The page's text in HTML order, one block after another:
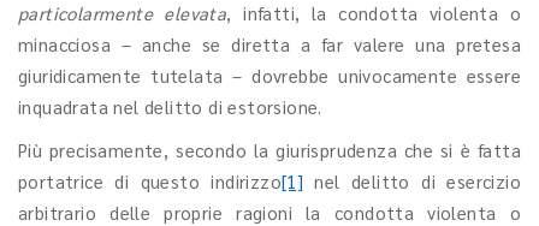
particolarmente elevata, infatti, la condotta violenta o
minacciosa – anche se diretta a far valere una pretesa
giuridicamente tutelata – dovrebbe univocamente essere
inquadrata nel delitto di estorsione.
Più precisamente, secondo la giurisprudenza che si è fatta
portatrice di questo indirizzo[1] nel delitto di esercizio
arbitrario delle proprie ragioni la condotta violenta o